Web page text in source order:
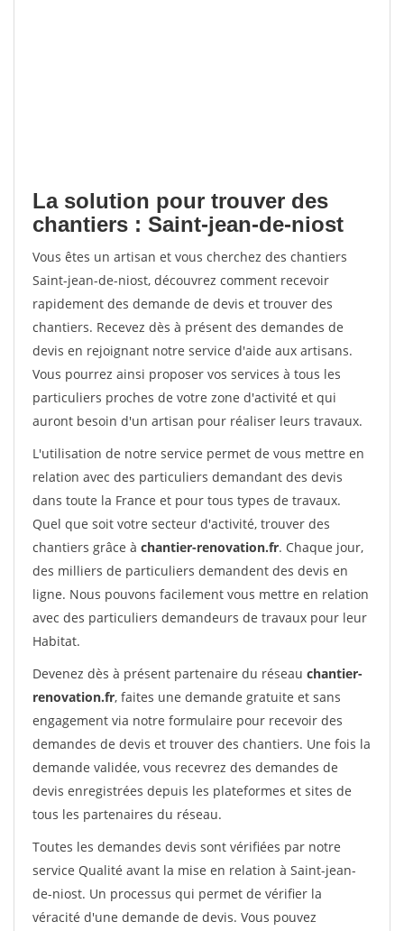
La solution pour trouver des
chantiers : Saint-jean-de-niost
Vous êtes un artisan et vous cherchez des chantiers
Saint-jean-de-niost, découvrez comment recevoir
rapidement des demande de devis et trouver des
chantiers. Recevez dès à présent des demandes de
devis en rejoignant notre service d'aide aux artisans.
Vous pourrez ainsi proposer vos services à tous les
particuliers proches de votre zone d'activité et qui
auront besoin d'un artisan pour réaliser leurs travaux.
L'utilisation de notre service permet de vous mettre en
relation avec des particuliers demandant des devis
dans toute la France et pour tous types de travaux.
Quel que soit votre secteur d'activité, trouver des
chantiers grâce à chantier-renovation.fr. Chaque jour,
des milliers de particuliers demandent des devis en
ligne. Nous pouvons facilement vous mettre en relation
avec des particuliers demandeurs de travaux pour leur
Habitat.
Devenez dès à présent partenaire du réseau chantier-
renovation.fr, faites une demande gratuite et sans
engagement via notre formulaire pour recevoir des
demandes de devis et trouver des chantiers. Une fois la
demande validée, vous recevrez des demandes de
devis enregistrées depuis les plateformes et sites de
tous les partenaires du réseau.
Toutes les demandes devis sont vérifiées par notre
service Qualité avant la mise en relation à Saint-jean-
de-niost. Un processus qui permet de vérifier la
véracité d'une demande de devis. Vous pouvez